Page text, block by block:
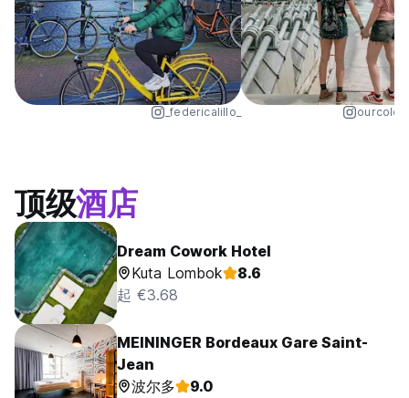
_federicalillo_
顶级酒店
Dream Cowork Hotel
Kuta Lombok
8.6
起 €3.68
MEININGER Bordeaux Gare Saint-
Jean
波尔多
9.0